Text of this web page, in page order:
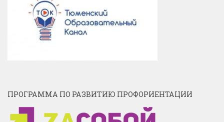
ПРОГРАММА ПО РАЗВИТИЮ ПРОФОРИЕНТАЦИИ